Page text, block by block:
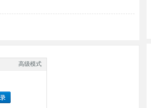
高级模式